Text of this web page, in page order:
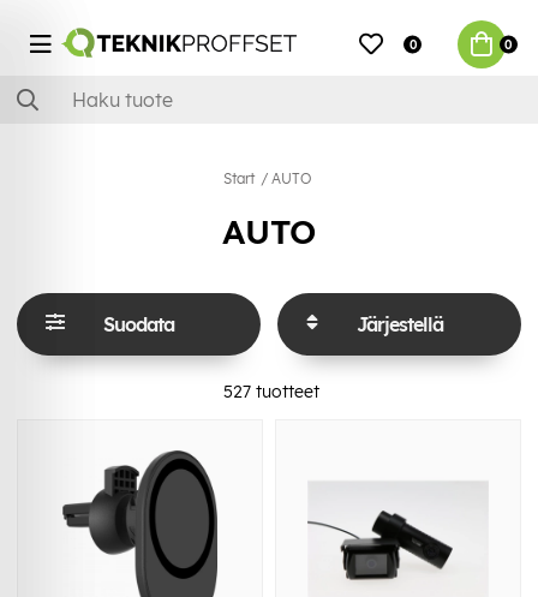
0 0
Start AUTO
AUTO
Suodata Järjestellä
527 tuotteet